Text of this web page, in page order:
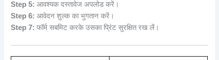
Step 5: आवश्यक दस्तावेज अपलोड करें।
Step 6: आवेदन शुल्क का भुगतान करें।
Step 7: फॉर्म सबमिट करके उसका प्रिंट सुरक्षित रख लें।